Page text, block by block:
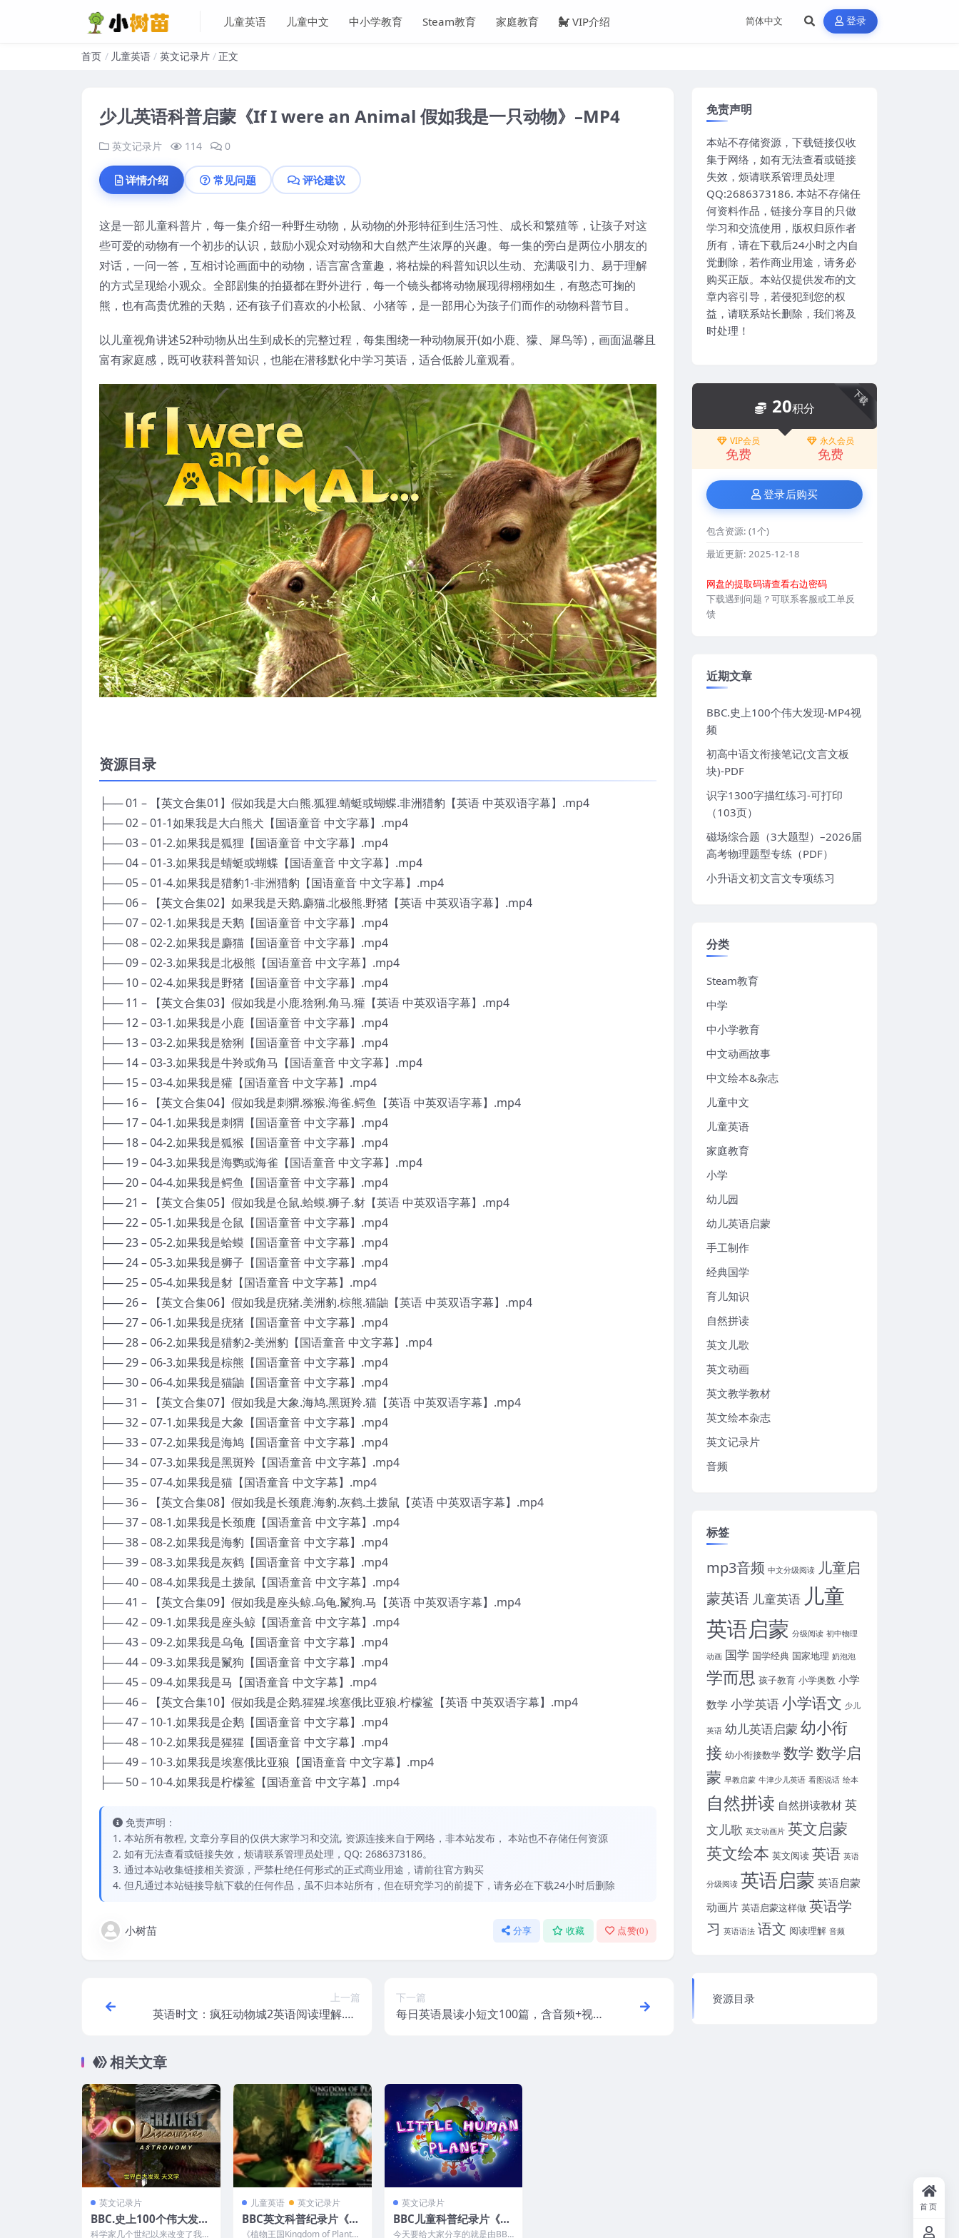
儿童英语 儿童中文 中小学教育 Steam教育 家庭教育 VIP介绍 登录
首页 儿童英语 英文记录片 正文
少儿英语科普启蒙《If I were an Animal 假如我是一只动物》–MP4
英文记录片 114 0
详情介绍 常见问题 评论建议
这是一部儿童科普片，每一集介绍一种野生动物，从动物的外形特征到生活习性、成长和繁殖等，让孩子对这
些可爱的动物有一个初步的认识，鼓励小观众对动物和大自然产生浓厚的兴趣。每一集的旁白是两位小朋友的
对话，一问一答，互相讨论画面中的动物，语言富含童趣，将枯燥的科普知识以生动、充满吸引力、易于理解
的方式呈现给小观众。全部剧集的拍摄都在野外进行，每一个镜头都将动物展现得栩栩如生，有憨态可掬的
熊，也有高贵优雅的天鹅，还有孩子们喜欢的小松鼠、小猪等，是一部用心为孩子们而作的动物科普节目。
以儿童视角讲述52种动物从出生到成长的完整过程，每集围绕一种动物展开(如小鹿、獴、犀鸟等)，画面温馨且
富有家庭感，既可收获科普知识，也能在潜移默化中学习英语，适合低龄儿童观看‌。
资源目录
├── 01 – 【英文合集01】假如我是大白熊.狐狸.蜻蜓或蝴蝶.非洲猎豹【英语 中英双语字幕】.mp4
├── 02 – 01-1如果我是大白熊犬【国语童音 中文字幕】.mp4
├── 03 – 01-2.如果我是狐狸【国语童音 中文字幕】.mp4
├── 04 – 01-3.如果我是蜻蜓或蝴蝶【国语童音 中文字幕】.mp4
├── 05 – 01-4.如果我是猎豹1-非洲猎豹【国语童音 中文字幕】.mp4
├── 06 – 【英文合集02】如果我是天鹅.麝猫.北极熊.野猪【英语 中英双语字幕】.mp4
├── 07 – 02-1.如果我是天鹅【国语童音 中文字幕】.mp4
├── 08 – 02-2.如果我是麝猫【国语童音 中文字幕】.mp4
├── 09 – 02-3.如果我是北极熊【国语童音 中文字幕】.mp4
├── 10 – 02-4.如果我是野猪【国语童音 中文字幕】.mp4
├── 11 – 【英文合集03】假如我是小鹿.猞猁.角马.獾【英语 中英双语字幕】.mp4
├── 12 – 03-1.如果我是小鹿【国语童音 中文字幕】.mp4
├── 13 – 03-2.如果我是猞猁【国语童音 中文字幕】.mp4
├── 14 – 03-3.如果我是牛羚或角马【国语童音 中文字幕】.mp4
├── 15 – 03-4.如果我是獾【国语童音 中文字幕】.mp4
├── 16 – 【英文合集04】假如我是刺猬.猕猴.海雀.鳄鱼【英语 中英双语字幕】.mp4
├── 17 – 04-1.如果我是刺猬【国语童音 中文字幕】.mp4
├── 18 – 04-2.如果我是狐猴【国语童音 中文字幕】.mp4
├── 19 – 04-3.如果我是海鹦或海雀【国语童音 中文字幕】.mp4
├── 20 – 04-4.如果我是鳄鱼【国语童音 中文字幕】.mp4
├── 21 – 【英文合集05】假如我是仓鼠.蛤蟆.狮子.豺【英语 中英双语字幕】.mp4
├── 22 – 05-1.如果我是仓鼠【国语童音 中文字幕】.mp4
├── 23 – 05-2.如果我是蛤蟆【国语童音 中文字幕】.mp4
├── 24 – 05-3.如果我是狮子【国语童音 中文字幕】.mp4
├── 25 – 05-4.如果我是豺【国语童音 中文字幕】.mp4
├── 26 – 【英文合集06】假如我是疣猪.美洲豹.棕熊.猫鼬【英语 中英双语字幕】.mp4
├── 27 – 06-1.如果我是疣猪【国语童音 中文字幕】.mp4
├── 28 – 06-2.如果我是猎豹2-美洲豹【国语童音 中文字幕】.mp4
├── 29 – 06-3.如果我是棕熊【国语童音 中文字幕】.mp4
├── 30 – 06-4.如果我是猫鼬【国语童音 中文字幕】.mp4
├── 31 – 【英文合集07】假如我是大象.海鸠.黑斑羚.猫【英语 中英双语字幕】.mp4
├── 32 – 07-1.如果我是大象【国语童音 中文字幕】.mp4
├── 33 – 07-2.如果我是海鸠【国语童音 中文字幕】.mp4
├── 34 – 07-3.如果我是黑斑羚【国语童音 中文字幕】.mp4
├── 35 – 07-4.如果我是猫【国语童音 中文字幕】.mp4
├── 36 – 【英文合集08】假如我是长颈鹿.海豹.灰鹤.土拨鼠【英语 中英双语字幕】.mp4
├── 37 – 08-1.如果我是长颈鹿【国语童音 中文字幕】.mp4
├── 38 – 08-2.如果我是海豹【国语童音 中文字幕】.mp4
├── 39 – 08-3.如果我是灰鹤【国语童音 中文字幕】.mp4
├── 40 – 08-4.如果我是土拨鼠【国语童音 中文字幕】.mp4
├── 41 – 【英文合集09】假如我是座头鲸.乌龟.鬣狗.马【英语 中英双语字幕】.mp4
├── 42 – 09-1.如果我是座头鲸【国语童音 中文字幕】.mp4
├── 43 – 09-2.如果我是乌龟【国语童音 中文字幕】.mp4
├── 44 – 09-3.如果我是鬣狗【国语童音 中文字幕】.mp4
├── 45 – 09-4.如果我是马【国语童音 中文字幕】.mp4
├── 46 – 【英文合集10】假如我是企鹅.猩猩.埃塞俄比亚狼.柠檬鲨【英语 中英双语字幕】.mp4
├── 47 – 10-1.如果我是企鹅【国语童音 中文字幕】.mp4
├── 48 – 10-2.如果我是猩猩【国语童音 中文字幕】.mp4
├── 49 – 10-3.如果我是埃塞俄比亚狼【国语童音 中文字幕】.mp4
├── 50 – 10-4.如果我是柠檬鲨【国语童音 中文字幕】.mp4
免责声明：
1. 本站所有教程, 文章分享目的仅供大家学习和交流, 资源连接来自于网络，非本站发布， 本站也不存储任何资源
2. 如有无法查看或链接失效，烦请联系管理员处理，QQ: 2686373186。
3. 通过本站收集链接相关资源，严禁杜绝任何形式的正式商业用途，请前往官方购买
4. 但凡通过本站链接导航下载的任何作品，虽不归本站所有，但在研究学习的前提下，请务必在下载24小时后删除
小树苗 分享 收藏 点赞(0)
上一篇
英语时文：疯狂动物城2英语阅读理解.PD
下一篇
每日英语晨读小短文100篇，含音频+视频
相关文章
英文记录片
BBC.史上100个伟大发
现-MP4视频
科学家几个世纪以来改变了我们
儿童英语 英文记录片
BBC英文科普纪录片《植
物王国Kingdom of Pla
《植物王国Kingdom of Plant
英文记录片
BBC儿童科普纪录片《瞬
间认识世界 Little Hum
今天要给大家分享的就是由BBC
免责声明
本站不存储资源，下载链接仅收
集于网络，如有无法查看或链接
失效，烦请联系管理员处理
QQ:2686373186. 本站不存储任
何资料作品，链接分享目的只做
学习和交流使用，版权归原作者
所有，请在下载后24小时之内自
觉删除，若作商业用途，请务必
购买正版。本站仅提供发布的文
章内容引导，若侵犯到您的权
益，请联系站长删除，我们将及
时处理！
下载
20积分
VIP会员
免费
永久会员
免费
登录后购买
包含资源: (1个)
最近更新: 2025-12-18
网盘的提取码请查看右边密码
下载遇到问题？可联系客服或工单反
馈
近期文章
BBC.史上100个伟大发现-MP4视
频
初高中语文衔接笔记(文言文板
块)-PDF
识字1300字描红练习-可打印
（103页）
磁场综合题（3大题型）–2026届
高考物理题型专练（PDF）
小升语文初文言文专项练习
分类
Steam教育
中学
中小学教育
中文动画故事
中文绘本&杂志
儿童中文
儿童英语
家庭教育
小学
幼儿园
幼儿英语启蒙
手工制作
经典国学
育儿知识
自然拼读
英文儿歌
英文动画
英文教学教材
英文绘本杂志
英文记录片
音频
标签
mp3音频 中文分级阅读 儿童启
蒙英语 儿童英语 儿童
英语启蒙 分级阅读 初中物理
动画 国学 国学经典 国家地理 奶泡泡
学而思 孩子教育 小学奥数 小学
数学 小学英语小学语文 少儿
英语 幼儿英语启蒙幼小衔
接 幼小衔接数学 数学数学启
蒙 早教启蒙 牛津少儿英语 看图说话 绘本
自然拼读 自然拼读教材英
文儿歌 英文动画片 英文启蒙
英文绘本 英文阅读 英语 英语
分级阅读 英语启蒙 英语启蒙
动画片 英语启蒙这样做 英语学
习 英语语法 语文 阅读理解 音频
资源目录
首页